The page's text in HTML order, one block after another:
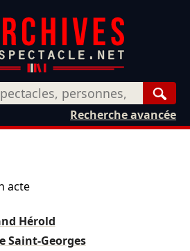
Recherche avancée
acte
Hérold
Saint-Georges